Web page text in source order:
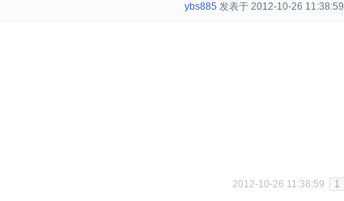
ybs885 发表于 2012-10-26 11:38:59
2012-10-26 11:38:59 1